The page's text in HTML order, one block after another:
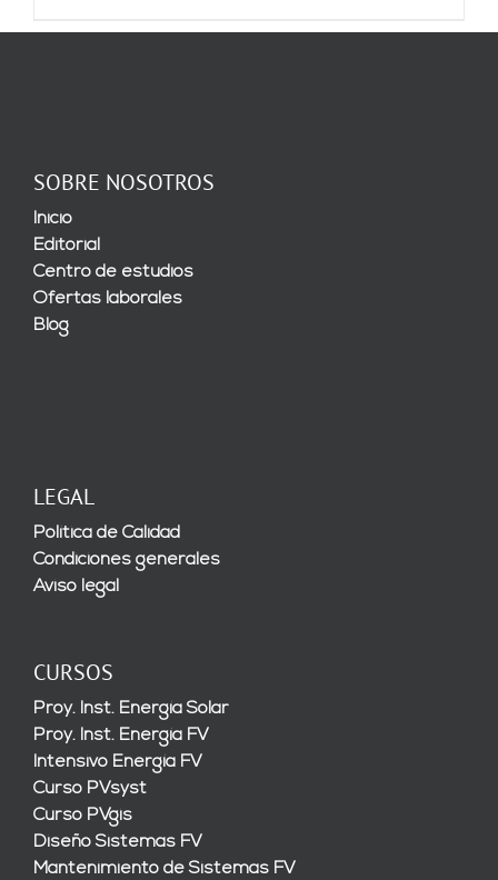
SOBRE NOSOTROS
Inicio
Editorial
Centro de estudios
Ofertas laborales
Blog
LEGAL
Política de Calidad
Condiciones generales
Aviso legal
CURSOS
Proy. Inst. Energía Solar
Proy. Inst. Energía FV
Intensivo Energía FV
Curso PVsyst
Curso PVgis
Diseño Sistemas FV
Mantenimiento de Sistemas FV